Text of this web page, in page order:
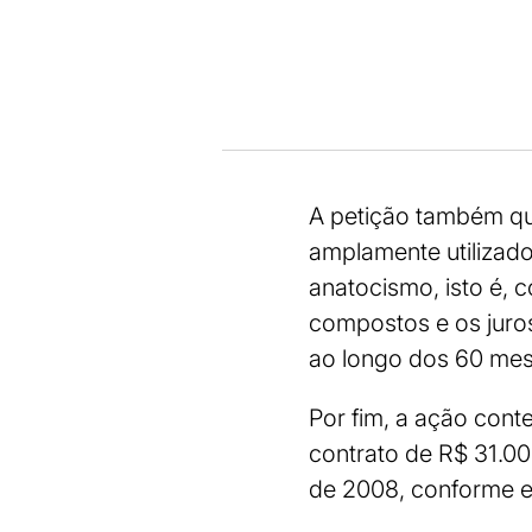
A petição também
amplamente
anatocismo, isto é,
compostos e os
ao longo dos 60
Por fim, a ação
contrato de R$
de 2008, conforme